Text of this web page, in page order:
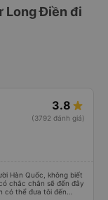
Long Điền đi
3.8
(3792 đánh giá)
Hàn Quốc, không biết
chắc chắn sẽ đến đây
có thể đưa tôi đến